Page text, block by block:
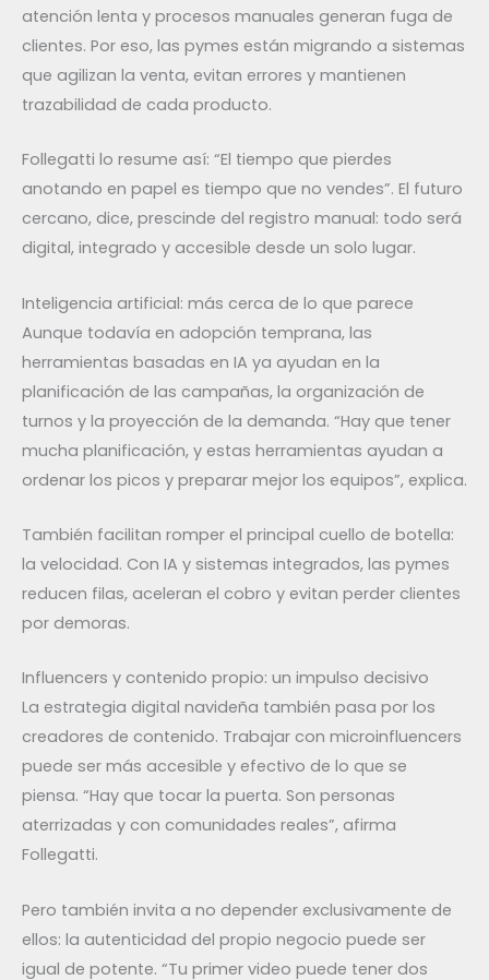
atención lenta y procesos manuales generan fuga de
clientes. Por eso, las pymes están migrando a sistemas
que agilizan la venta, evitan errores y mantienen
trazabilidad de cada producto.
Follegatti lo resume así: “El tiempo que pierdes
anotando en papel es tiempo que no vendes”. El futuro
cercano, dice, prescinde del registro manual: todo será
digital, integrado y accesible desde un solo lugar.
Inteligencia artificial: más cerca de lo que parece
Aunque todavía en adopción temprana, las
herramientas basadas en IA ya ayudan en la
planificación de las campañas, la organización de
turnos y la proyección de la demanda. “Hay que tener
mucha planificación, y estas herramientas ayudan a
ordenar los picos y preparar mejor los equipos”, explica.
También facilitan romper el principal cuello de botella:
la velocidad. Con IA y sistemas integrados, las pymes
reducen filas, aceleran el cobro y evitan perder clientes
por demoras.
Influencers y contenido propio: un impulso decisivo
La estrategia digital navideña también pasa por los
creadores de contenido. Trabajar con microinfluencers
puede ser más accesible y efectivo de lo que se
piensa. “Hay que tocar la puerta. Son personas
aterrizadas y con comunidades reales”, afirma
Follegatti.
Pero también invita a no depender exclusivamente de
ellos: la autenticidad del propio negocio puede ser
igual de potente. “Tu primer video puede tener dos